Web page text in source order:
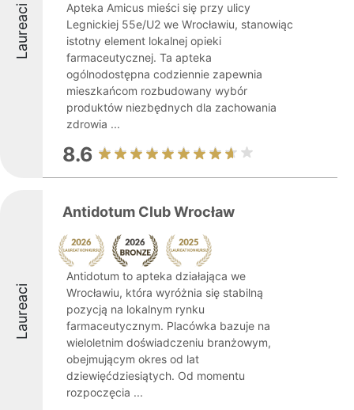
Laureaci
Apteka Amicus mieści się przy ulicy
Legnickiej 55e/U2 we Wrocławiu, stanowiąc
istotny element lokalnej opieki
farmaceutycznej. Ta apteka
ogólnodostępna codziennie zapewnia
mieszkańcom rozbudowany wybór
produktów niezbędnych dla zachowania
zdrowia ...
8.6
Laureaci
Antidotum Club Wrocław
Antidotum to apteka działająca we
Wrocławiu, która wyróżnia się stabilną
pozycją na lokalnym rynku
farmaceutycznym. Placówka bazuje na
wieloletnim doświadczeniu branżowym,
obejmującym okres od lat
dziewięćdziesiątych. Od momentu
rozpoczęcia ...